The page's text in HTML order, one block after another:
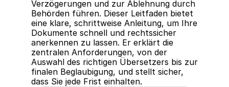
Verzögerungen und zur Ablehnung durch
Behörden führen. Dieser Leitfaden bietet
eine klare, schrittweise Anleitung, um Ihre
Dokumente schnell und rechtssicher
anerkennen zu lassen. Er erklärt die
zentralen Anforderungen, von der
Auswahl des richtigen Übersetzers bis zur
finalen Beglaubigung, und stellt sicher,
dass Sie jede Frist einhalten.